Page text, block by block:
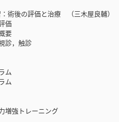
術後の評価と治療 （三木屋良輔）
価
要
，触診
ム
ム
強トレーニング